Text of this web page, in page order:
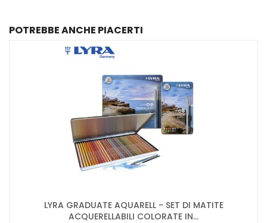
POTREBBE ANCHE PIACERTI
LYRA GRADUATE AQUARELL - SET DI MATITE
ACQUERELLABILI COLORATE IN...